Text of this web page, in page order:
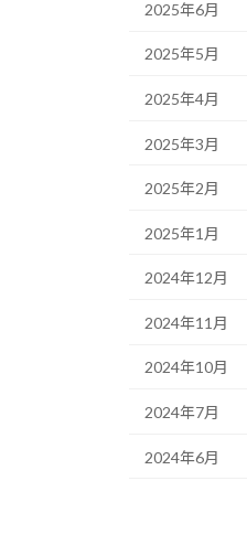
2025年6月
2025年5月
2025年4月
2025年3月
2025年2月
2025年1月
2024年12月
2024年11月
2024年10月
2024年7月
2024年6月